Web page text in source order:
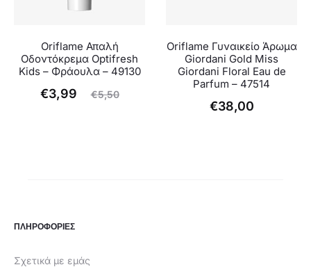
Oriflame Απαλή
Οδοντόκρεμα Optifresh
Kids – Φράουλα – 49130
€5,50
Original
€3,99
Η
Oriflame Γυναικείο Άρωμα
Giordani Gold Miss
Giordani Floral Eau de
Parfum – 47514
€38,00
ΠΛΗΡΟΦΟΡΙΕΣ
Σχετικά με εμάς